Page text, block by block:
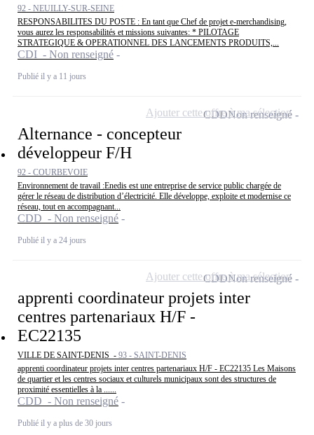
92 - NEUILLY-SUR-SEINE
RESPONSABILITES DU POSTE : En tant que Chef de projet e-merchandising,
vous aurez les responsabilités et missions suivantes: * PILOTAGE
STRATEGIQUE & OPERATIONNEL DES LANCEMENTS PRODUITS,...
CDI - Non renseigné
Publié il y a 11 jours
Alternance - concepteur
développeur F/H
92 - COURBEVOIE
Environnement de travail :Enedis est une entreprise de service public chargée de
gérer le réseau de distribution d’électricité. Elle développe, exploite et modernise ce
réseau, tout en accompagnant...
CDD - Non renseigné
Publié il y a 24 jours
CDDNon renseigné
Ajouter cette offre à ma sélection
apprenti coordinateur projets inter
centres partenariaux H/F -
EC22135
VILLE DE SAINT-DENIS - 93 - SAINT-DENIS
apprenti coordinateur projets inter centres partenariaux H/F - EC22135 Les Maisons
de quartier et les centres sociaux et culturels municipaux sont des structures de
proximité essentielles à la ......
CDD - Non renseigné
Publié il y a plus de 30 jours
CDDNon renseigné
Ajouter cette offre à ma sélection